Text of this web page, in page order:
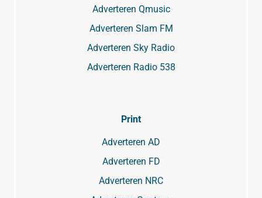
Adverteren Qmusic
Adverteren Slam FM
Adverteren Sky Radio
Adverteren Radio 538
Print
Adverteren AD
Adverteren FD
Adverteren NRC